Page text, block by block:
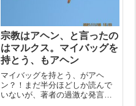
宗教はアヘン、と言ったの
はマルクス。マイバッグを
持とう、もアヘン
マイバッグを持とう、がアヘ
ン？！まだ半分ほどしか読んで
いないが、著者の過激な発言